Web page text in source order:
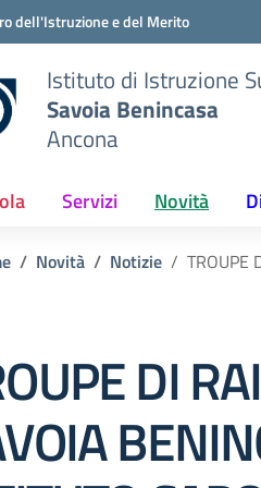
dell'Istruzione e del Merito
Istituto di Istruzione
Savoia Benincasa
Ancona
Servizi Novità
Novità Notizie TROUPE
DI